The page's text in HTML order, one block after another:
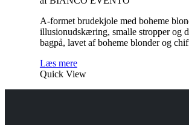
A-formet brudekjole med boheme
illusionudskæring, smalle stropper og
bagpå, lavet af boheme blonder og
Læs mere
Quick View